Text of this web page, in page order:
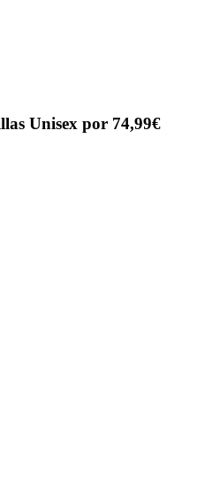
Unisex por 74,99€